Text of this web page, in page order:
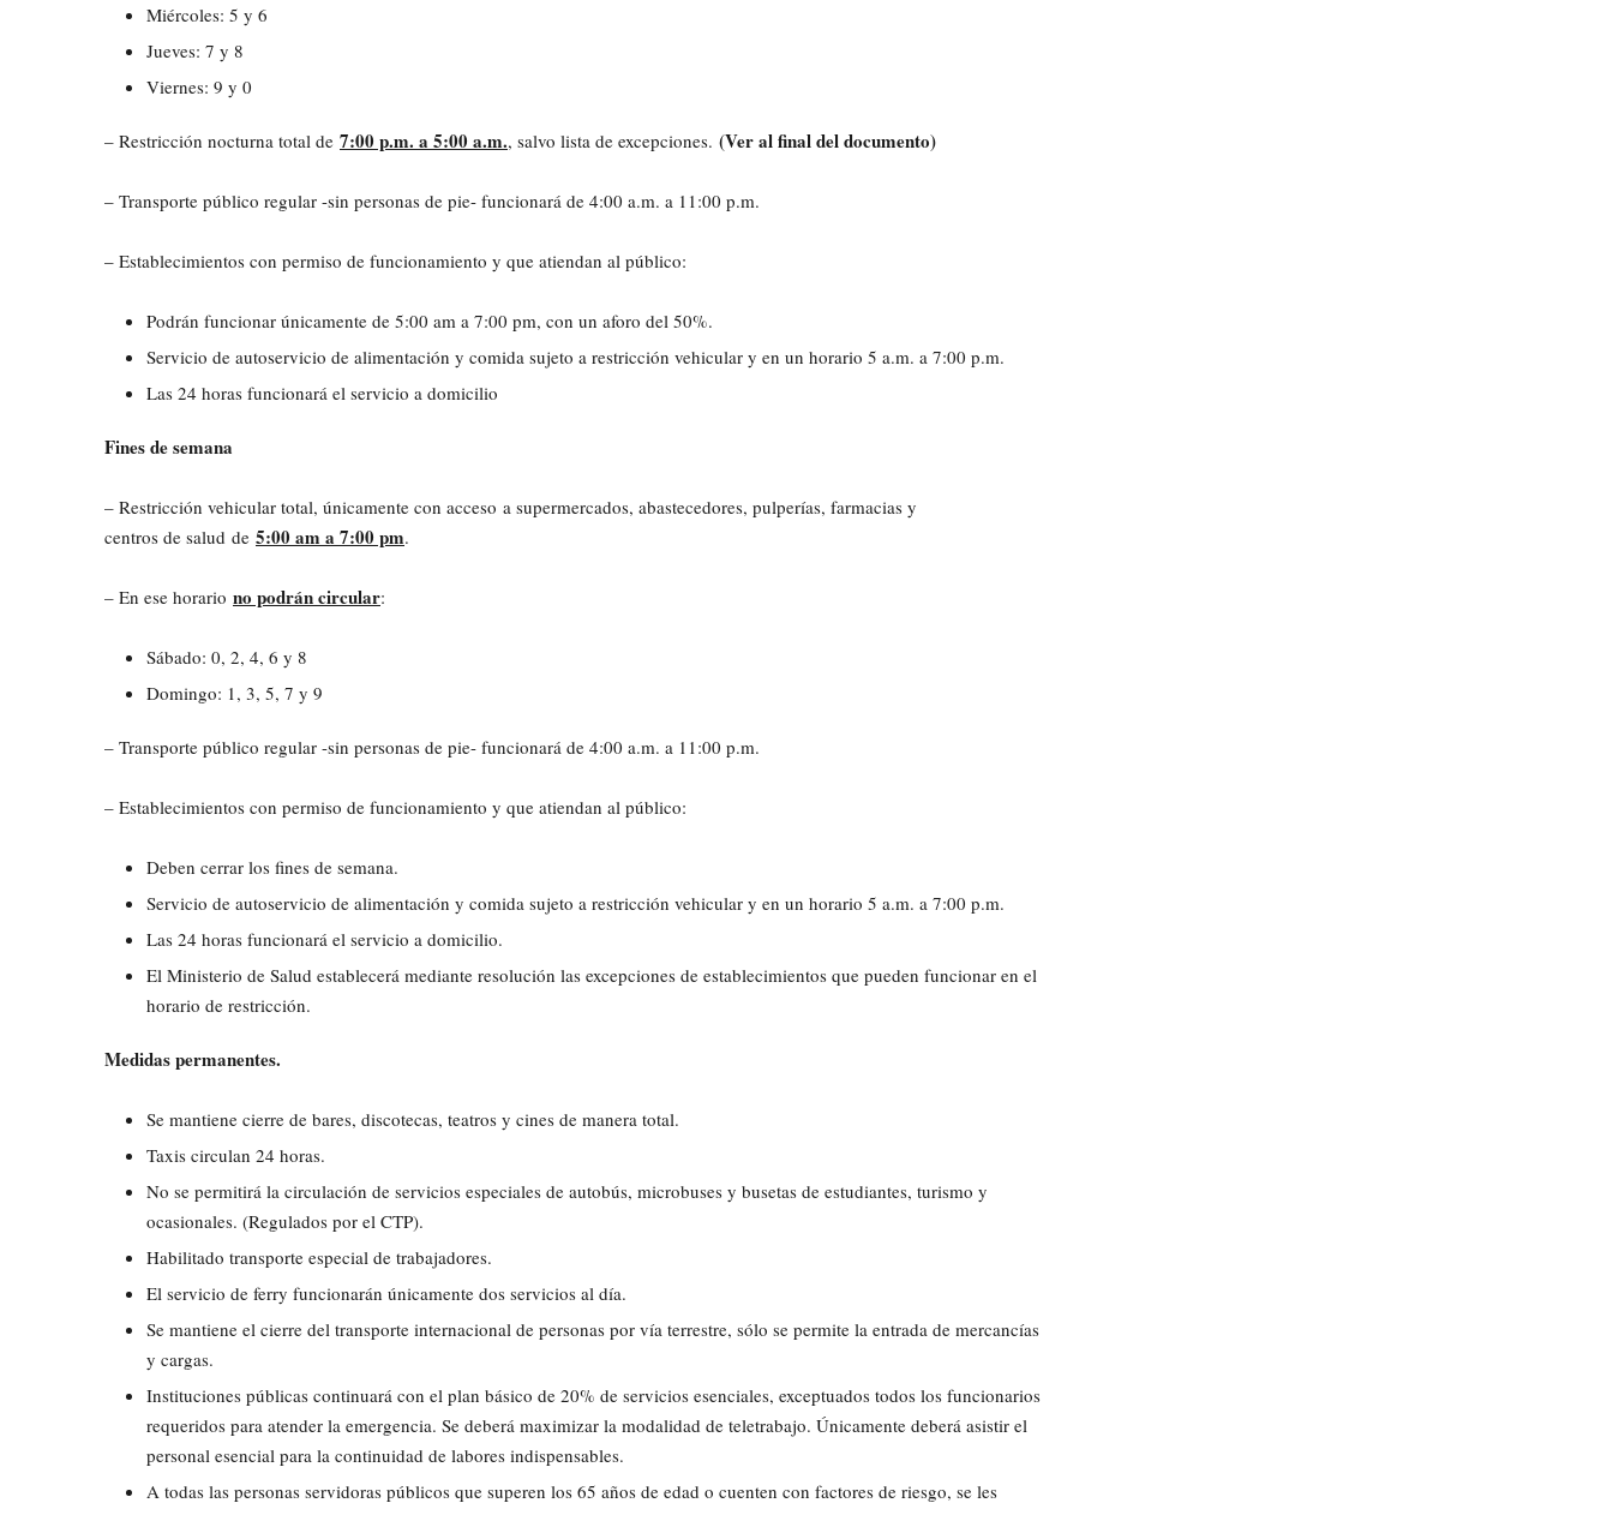
Miércoles: 5 y 6
Jueves: 7 y 8
Viernes: 9 y 0
– Restricción nocturna total de 7:00 p.m. a 5:00 a.m., salvo lista de excepciones. (Ver al final del documento)
– Transporte público regular -sin personas de pie- funcionará de 4:00 a.m. a 11:00 p.m.
– Establecimientos con permiso de funcionamiento y que atiendan al público:
Podrán funcionar únicamente de 5:00 am a 7:00 pm, con un aforo del 50%.
Servicio de autoservicio de alimentación y comida sujeto a restricción vehicular y en un horario 5 a.m. a 7:00 p.m.
Las 24 horas funcionará el servicio a domicilio
Fines de semana
– Restricción vehicular total, únicamente con acceso a supermercados, abastecedores, pulperías, farmacias y
centros de salud de 5:00 am a 7:00 pm.
– En ese horario no podrán circular:
Sábado: 0, 2, 4, 6 y 8
Domingo: 1, 3, 5, 7 y 9
– Transporte público regular -sin personas de pie- funcionará de 4:00 a.m. a 11:00 p.m.
– Establecimientos con permiso de funcionamiento y que atiendan al público:
Deben cerrar los fines de semana.
Servicio de autoservicio de alimentación y comida sujeto a restricción vehicular y en un horario 5 a.m. a 7:00 p.m.
Las 24 horas funcionará el servicio a domicilio.
El Ministerio de Salud establecerá mediante resolución las excepciones de establecimientos que pueden funcionar en el
horario de restricción.
Medidas permanentes.
Se mantiene cierre de bares, discotecas, teatros y cines de manera total.
Taxis circulan 24 horas.
No se permitirá la circulación de servicios especiales de autobús, microbuses y busetas de estudiantes, turismo y
ocasionales. (Regulados por el CTP).
Habilitado transporte especial de trabajadores.
El servicio de ferry funcionarán únicamente dos servicios al día.
Se mantiene el cierre del transporte internacional de personas por vía terrestre, sólo se permite la entrada de mercancías
y cargas.
Instituciones públicas continuará con el plan básico de 20% de servicios esenciales, exceptuados todos los funcionarios
requeridos para atender la emergencia. Se deberá maximizar la modalidad de teletrabajo. Únicamente deberá asistir el
personal esencial para la continuidad de labores indispensables.
A todas las personas servidoras públicos que superen los 65 años de edad o cuenten con factores de riesgo, se les